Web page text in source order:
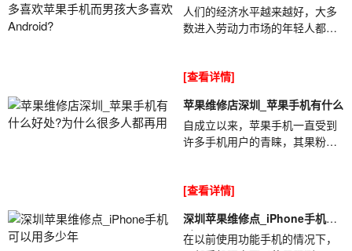
人们的经济水平越来越好，大多
数进入劳动力市场的年轻人都有
果维修点地...
[查看详情]
苹果维修店深圳_苹果手机有什么
自成立以来，苹果手机一直受到
许多手机用户的青睐，其果粉遍
维修店深圳_苹果...
[查看详情]
深圳苹果维修点_iPhone手机可
以
在以前使用功能手机的情况下，